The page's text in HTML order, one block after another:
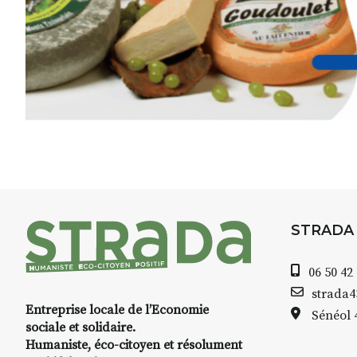
l’instant :
Croquis, carnet de voyage,
aquarelle, encre, ou contenu
Le programme :
8h : rendez-vous au point de
Et si le temps se gâte : un
permettra de continuer à
À partir de 90€/jour(soit 270€
Minimum 8 personnes – sans
Prix pour l’accompagnement
Entreprise locale de l’Economie
sociale et solidaire.
Humaniste, éco-citoyen et résolument
STRADA
06 50 42
Sénéol